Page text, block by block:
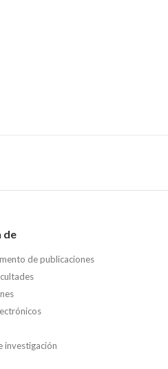
de
de publicaciones
investigación